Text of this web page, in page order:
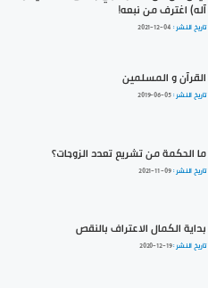
آله) اغترف من نبعه!
تاريخ النشر : 2021-12-04
القرآن و المسلمين
تاريخ النشر :2019-06-05
ما الحكمة من تشريع تعدد الزوجات؟
تاريخ النشر :2021-11-09
بداية الكمال الاعتراف بالنقص
تاريخ النشر :2020-12-19